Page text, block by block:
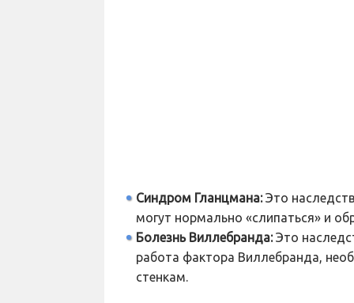
Синдром Гланцмана:Это
могут нормально «слипаться» и
Болезнь Виллебранда:Это
работа фактора Виллебранда,
стенкам.